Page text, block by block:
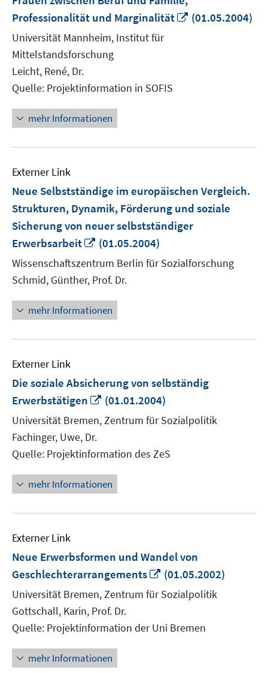
Professionalität und Marginalität
In
(01.05.2004)
Universität Mannheim, Institut für
Mittelstandsforschung
Leicht, René, Dr.
Quelle: Projektinformation in SOFIS
mehr Informationen
Externer Link
Neue Selbstständige im europäischen Vergleich.
Strukturen, Dynamik, Förderung und soziale
Sicherung von neuer selbstständiger
Erwerbsarbeit
In
Fenster
öffnen
(01.05.2004)
Wissenschaftszentrum Berlin für Sozialforschung
Schmid, Günther, Prof. Dr.
mehr Informationen
Externer Link
Die soziale Absicherung von selbständig
Erwerbstätigen
In
Fenster
(01.01.2004)
Universität Bremen, Zentrum für Sozialpolitik
Fachinger, Uwe, Dr.
Quelle: Projektinformation des ZeS
mehr Informationen
Externer Link
Neue Erwerbsformen und Wandel von
Geschlechterarrangements
In
neuem
Fenster
(01.05.2002)
Universität Bremen, Zentrum für Sozialpolitik
Gottschall, Karin, Prof. Dr.
Quelle: Projektinformation der Uni Bremen
mehr Informationen